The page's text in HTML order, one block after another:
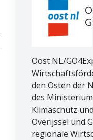
Oost NL/
den Osten der
des
Klimaschutz
Overijssel und
regionale